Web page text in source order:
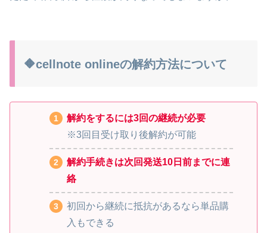
🔶cellnote onlineの解約方法について
解約をするには3回の継続が必要
※3回目受け取り後解約が可能
解約手続きは次回発送10日前までに連
絡
初回から継続に抵抗があるなら単品購
入もできる